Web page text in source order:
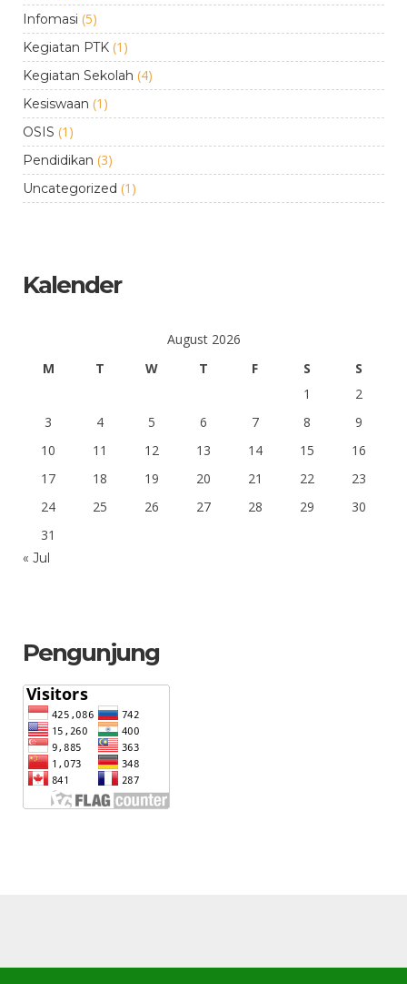
Infomasi (5)
Kegiatan PTK (1)
Kegiatan Sekolah (4)
Kesiswaan (1)
OSIS (1)
Pendidikan (3)
Uncategorized (1)
Kalender
August 2026
M
T W T F S
S
1
2
3
4 5 6 7 8
9
10
11 12 13 14 15
16
17
18 19 20 21 22
23
24
25 26 27 28 29
30
31
« Jul
Pengunjung